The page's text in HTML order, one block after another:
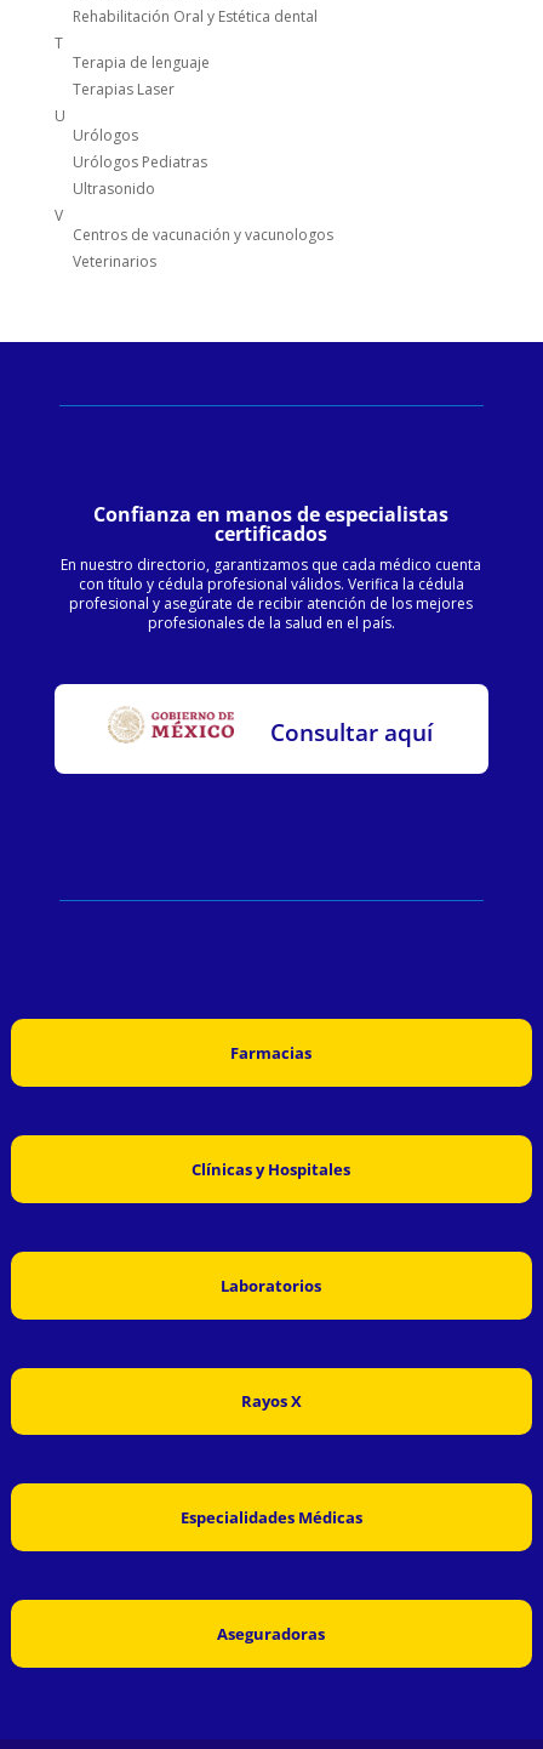
Rehabilitación Oral y Estética dental
T
Terapia de lenguaje
Terapias Laser
U
Urólogos
Urólogos Pediatras
Ultrasonido
V
Centros de vacunación y vacunologos
Veterinarios
Confianza en manos de especialistas
certificados
En nuestro directorio, garantizamos que cada médico cuenta
con título y cédula profesional válidos. Verifica la cédula
profesional y asegúrate de recibir atención de los mejores
profesionales de la salud en el país.
Consultar aquí
Farmacias
Clínicas y Hospitales
Laboratorios
Rayos X
Especialidades Médicas
Aseguradoras